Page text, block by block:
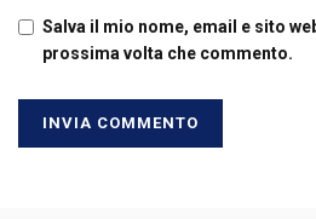
Salva il mio nome, email e sito
prossima volta che commento.